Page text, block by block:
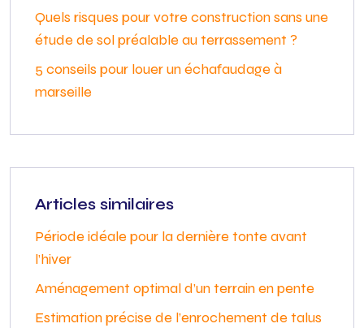
Quels risques pour votre construction sans une
étude de sol préalable au terrassement ?
5 conseils pour louer un échafaudage à
marseille
Articles similaires
Période idéale pour la dernière tonte avant
l’hiver
Aménagement optimal d’un terrain en pente
Estimation précise de l’enrochement de talus